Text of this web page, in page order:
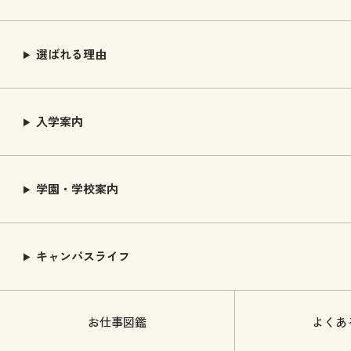
選ばれる理由
入学案内
学園・学校案内
キャンパスライフ
お仕事図鑑 よく